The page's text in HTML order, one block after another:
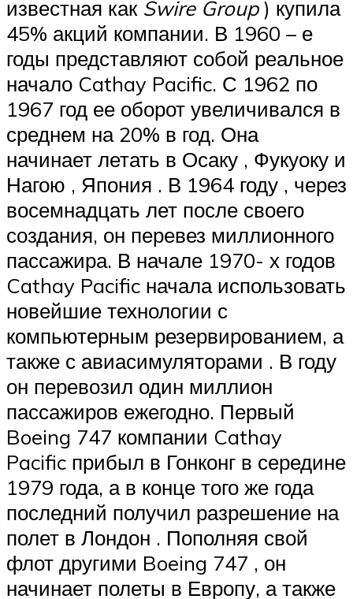
известная как Swire Group) купила
45% акций компании. В 1960 – е
годы представляют собой реальное
начало Cathay Pacific. С 1962 по
1967 год ее оборот увеличивался в
среднем на 20% в год. Она
начинает летать в Осаку , Фукуоку и
Нагою , Япония . В 1964 году , через
восемнадцать лет после своего
создания, он перевез миллионного
пассажира. В начале 1970- х годов
Cathay Pacific начала использовать
новейшие технологии с
компьютерным резервированием, а
также с авиасимуляторами . В году
он перевозил один миллион
пассажиров ежегодно. Первый
Boeing 747 компании Cathay
Pacific прибыл в Гонконг в середине
1979 года, а в конце того же года
последний получил разрешение на
полет в Лондон . Пополняя свой
флот другими Boeing 747 , он
начинает полеты в Европу, а также